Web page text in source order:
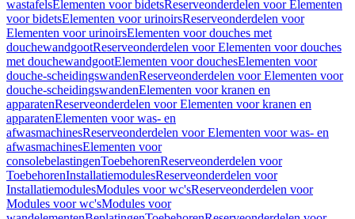
wastafelsElementen voor bidetsReserveonderdelen voor Elementen
voor bidetsElementen voor urinoirsReserveonderdelen voor
Elementen voor urinoirsElementen voor douches met
douchewandgootReserveonderdelen voor Elementen voor douches
met douchewandgootElementen voor douchesElementen voor
douche-scheidingswandenReserveonderdelen voor Elementen voor
douche-scheidingswandenElementen voor kranen en
apparatenReserveonderdelen voor Elementen voor kranen en
apparatenElementen voor was- en
afwasmachinesReserveonderdelen voor Elementen voor was- en
afwasmachinesElementen voor
consolebelastingenToebehorenReserveonderdelen voor
ToebehorenInstallatiemodulesReserveonderdelen voor
InstallatiemodulesModules voor wc'sReserveonderdelen voor
Modules voor wc'sModules voor